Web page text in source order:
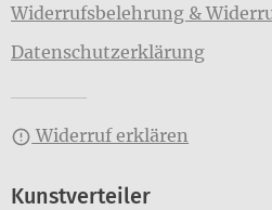
Widerrufsbelehrung &
Datenschutzerklärung
Widerruf erklären
Kunstverteiler